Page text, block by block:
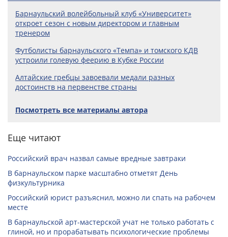
Барнаульский волейбольный клуб «Университет»
откроет сезон с новым директором и главным
тренером
Футболисты барнаульского «Темпа» и томского КДВ
устроили голевую феерию в Кубке России
Алтайские гребцы завоевали медали разных
достоинств на первенстве страны
Посмотреть все материалы автора
Еще читают
Российский врач назвал самые вредные завтраки
В барнаульском парке масштабно отметят День
физкультурника
Российский юрист разъяснил, можно ли спать на рабочем
месте
В барнаульской арт-мастерской учат не только работать с
глиной, но и прорабатывать психологические проблемы